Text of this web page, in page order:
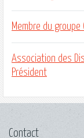
Membre du groupe
Association des
Président
Contact